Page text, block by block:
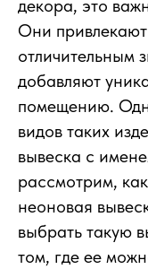
декора, это
Они
отличительным
добавляют
помещению.
видов таких
вывеска с
рассмотрим,
неоновая
выбрать такую
том, где ее